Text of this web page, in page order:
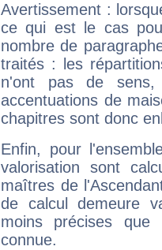
Avertissement :
ce qui est le cas
nombre de
traités : les
n'ont pas de sens,
accentuations de
chapitres sont donc
Enfin, pour
valorisation sont
maîtres de
de calcul demeure
moins précises que
connue.